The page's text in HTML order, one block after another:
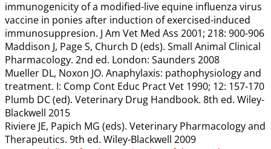
immunogenicity of a modified-live equine influenza virus
vaccine in ponies after induction of exercised-induced
immunosuppresion. J Am Vet Med Ass 2001; 218: 900-906
Maddison J, Page S, Church D (eds). Small Animal Clinical
Pharmacology. 2nd ed. London: Saunders 2008
Mueller DL, Noxon JO. Anaphylaxis: pathophysiology and
treatment. I: Comp Cont Educ Pract Vet 1990; 12: 157-170
Plumb DC (ed). Veterinary Drug Handbook. 8th ed. Wiley-
Blackwell 2015
Riviere JE, Papich MG (eds). Veterinary Pharmacology and
Therapeutics. 9th ed. Wiley-Blackwell 2009